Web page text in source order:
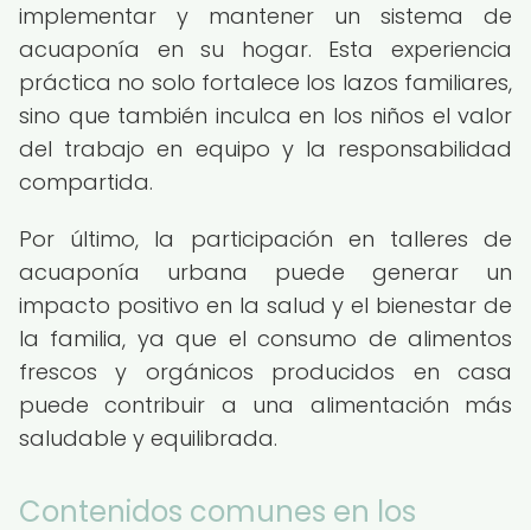
implementar y mantener un sistema de
acuaponía en su hogar. Esta experiencia
práctica no solo fortalece los lazos familiares,
sino que también inculca en los niños el valor
del trabajo en equipo y la responsabilidad
compartida.
Por último, la participación en talleres de
acuaponía urbana puede generar un
impacto positivo en la salud y el bienestar de
la familia, ya que el consumo de alimentos
frescos y orgánicos producidos en casa
puede contribuir a una alimentación más
saludable y equilibrada.
Contenidos comunes en los